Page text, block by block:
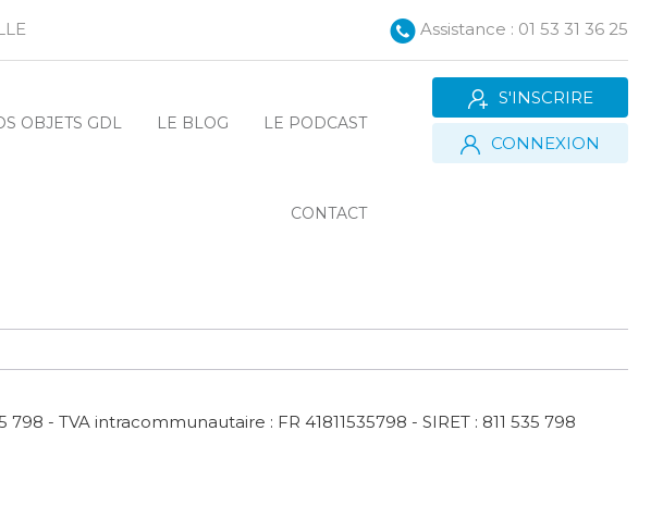
Assistance : 01 53 31 36 25
OBJETS GDL LE BLOG LE PODCAST
CONTACT
S'INSCRIRE
CONNEXION
- TVA intracommunautaire : FR 41811535798 - SIRET : 811 535 798